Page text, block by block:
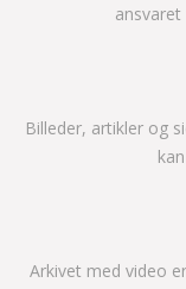
Billeder, artikler og
Arkivet med video